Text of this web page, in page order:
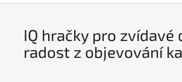
IQ hračky pro zvídavé
radost z objevování